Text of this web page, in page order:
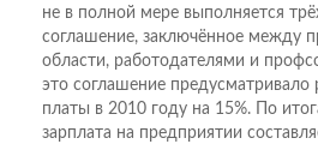
не в полной мере выполняется
соглашение, заключённое между
области, работодателями и
это соглашение предусматривало
платы в 2010 году на 15%. По
зарплата на предприятии